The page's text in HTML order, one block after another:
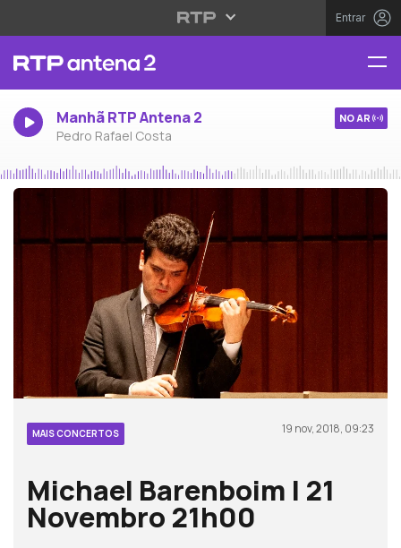
Entrar
Manhã RTP Antena 2
Pedro Rafael Costa
NO AR
MAIS CONCERTOS 19 nov, 2018, 09:23
Michael Barenboim | 21
Novembro 21h00